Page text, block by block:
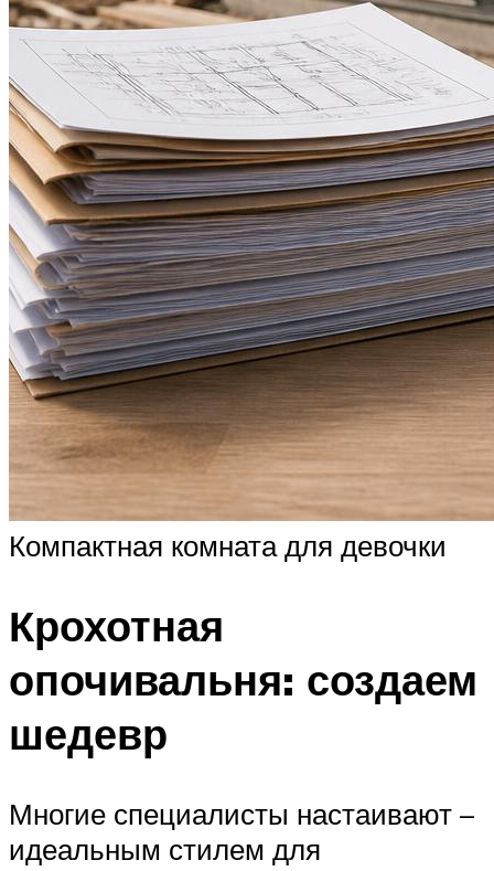
Компактная комната для девочки
Крохотная
опочивальня: создаем
шедевр
Многие специалисты настаивают –
идеальным стилем для